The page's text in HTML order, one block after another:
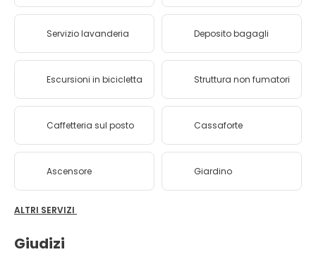
Servizio lavanderia Deposito bagagli
Escursioni in bicicletta Struttura non fumatori
Caffetteria sul posto Cassaforte
Ascensore Giardino
ALTRI SERVIZI
Giudizi